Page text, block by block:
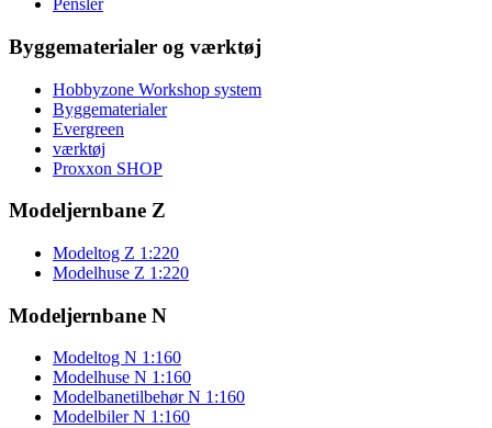
Pensler
Byggematerialer og værktøj
Hobbyzone Workshop system
Byggematerialer
Evergreen
værktøj
Proxxon SHOP
Modeljernbane Z
Modeltog Z 1:220
Modelhuse Z 1:220
Modeljernbane N
Modeltog N 1:160
Modelhuse N 1:160
Modelbanetilbehør N 1:160
Modelbiler N 1:160